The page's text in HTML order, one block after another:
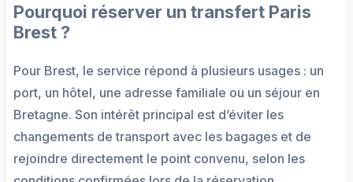
Pourquoi réserver un transfert Paris
Brest ?
Pour Brest, le service répond à plusieurs usages : un
port, un hôtel, une adresse familiale ou un séjour en
Bretagne. Son intérêt principal est d’éviter les
changements de transport avec les bagages et de
rejoindre directement le point convenu, selon les